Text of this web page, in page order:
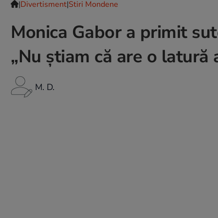
|Divertisment|Stiri Mondene
Monica Gabor a primit
„Nu știam că are o latură
M. D.